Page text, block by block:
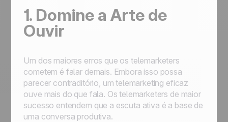
1. Domine a Arte de
Ouvir
Um dos maiores erros que os telemarketers
cometem é falar demais. Embora isso possa
parecer contraditório, um telemarketing eficaz
ouve mais do que fala. Os telemarketers de maior
sucesso entendem que a escuta ativa é a base de
uma conversa produtiva.